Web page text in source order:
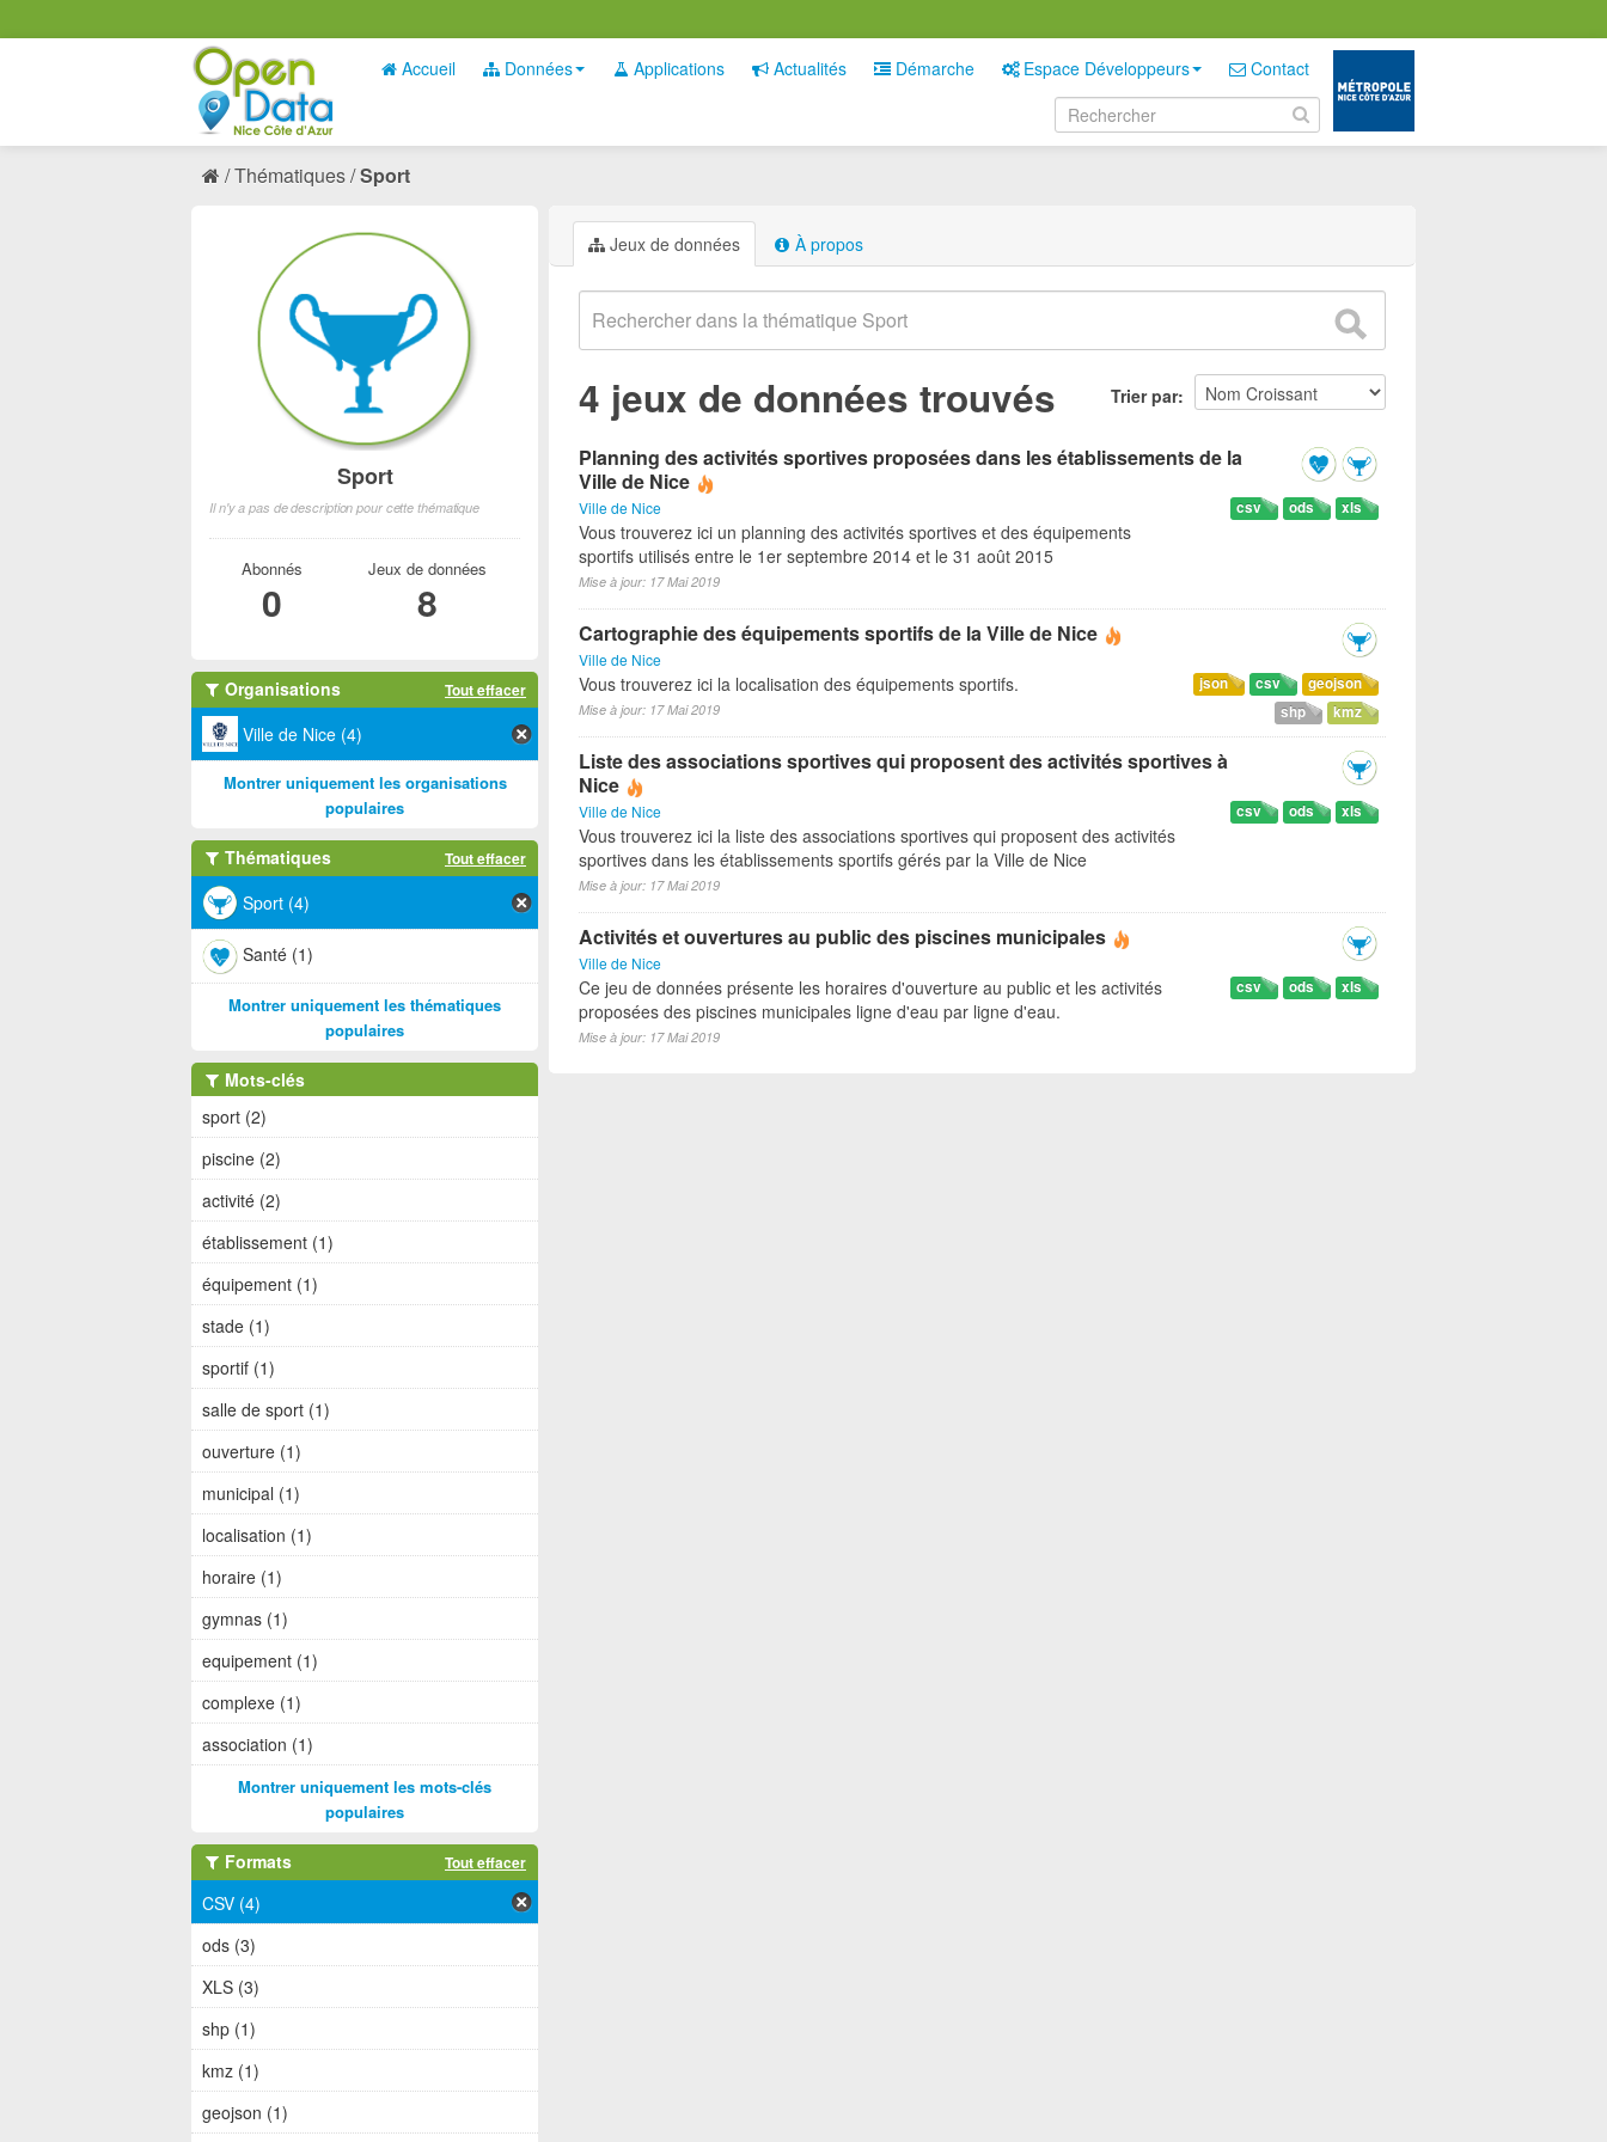
Accueil Données Applications Actualités Démarche Espace Développeurs Contact
Thématiques Sport
Jeux de données À propos
Trier par
4 jeux de données trouvés
Planning des activités sportives proposées dans les établissements de la
Ville de Nice
Ville de Nice xls
ods
csv
Vous trouverez ici un planning des activités sportives et des équipements
sportifs utilisés entre le 1er septembre 2014 et le 31 août 2015
Mise à jour: 17 Mai 2019
Cartographie des équipements sportifs de la Ville de Nice
Ville de Nice
geojson
csv
json
kmz
shp
Vous trouverez ici la localisation des équipements sportifs.
Mise à jour: 17 Mai 2019
Liste des associations sportives qui proposent des activités sportives à
Nice
Ville de Nice xls
ods
csv
Vous trouverez ici la liste des associations sportives qui proposent des activités
sportives dans les établissements sportifs gérés par la Ville de Nice
Mise à jour: 17 Mai 2019
Activités et ouvertures au public des piscines municipales
Ville de Nice
xls
ods
csv
Ce jeu de données présente les horaires d'ouverture au public et les activités
proposées des piscines municipales ligne d'eau par ligne d'eau.
Mise à jour: 17 Mai 2019
Sport
Il n'y a pas de description pour cette thématique
Abonnés
0
Jeux de données
8
Organisations Tout effacer
Ville de Nice (4)
Montrer uniquement les organisations
populaires
Thématiques Tout effacer
Sport (4)
Santé (1)
Montrer uniquement les thématiques
populaires
Mots-clés
sport (2)
piscine (2)
activité (2)
établissement (1)
équipement (1)
stade (1)
sportif (1)
salle de sport (1)
ouverture (1)
municipal (1)
localisation (1)
horaire (1)
gymnas (1)
equipement (1)
complexe (1)
association (1)
Montrer uniquement les mots-clés
populaires
Formats Tout effacer
CSV (4)
ods (3)
XLS (3)
shp (1)
kmz (1)
geojson (1)